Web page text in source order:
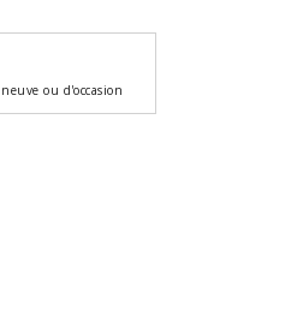
ou d'occasion